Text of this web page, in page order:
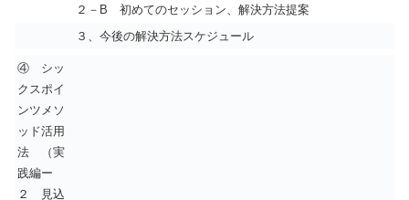
２－B 初めてのセッション、解決方法提案
３、今後の解決方法スケジュール
④ シッ
クスポイ
ンツメソ
ッド活用
法 （実
践編ー
２ 見込